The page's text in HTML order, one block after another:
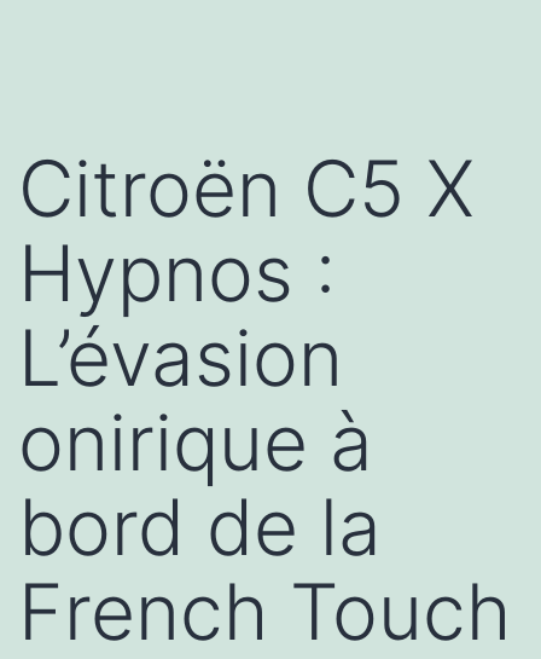
Citroën C5 X
Hypnos :
L’évasion
onirique à
bord de la
French Touch